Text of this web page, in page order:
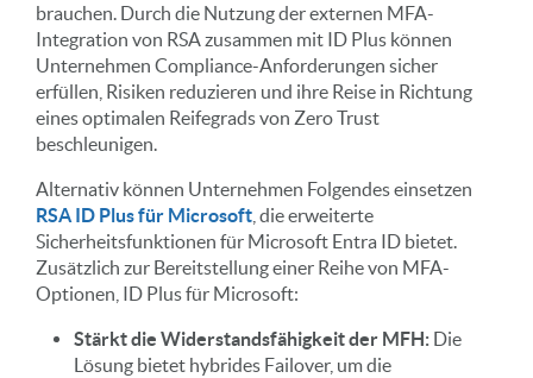
brauchen. Durch die Nutzung der externen MFA-
Integration von RSA zusammen mit ID Plus können
Unternehmen Compliance-Anforderungen sicher
erfüllen, Risiken reduzieren und ihre Reise in Richtung
eines optimalen Reifegrads von Zero Trust
beschleunigen.
Alternativ können Unternehmen Folgendes einsetzen
RSA ID Plus für Microsoft , die erweiterte
Sicherheitsfunktionen für Microsoft Entra ID bietet.
Zusätzlich zur Bereitstellung einer Reihe von MFA-
Optionen, ID Plus für Microsoft:
Stärkt die Widerstandsfähigkeit der MFH: Die
Lösung bietet hybrides Failover, um die